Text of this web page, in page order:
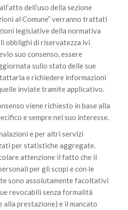
dell’uso della sezione
al Comune” verranno trattati
legislative della normativa
obblighi di riservatezza ivi
suo consenso, essere
sullo stato delle sue
e richiedere informazioni
inviate tramite applicativo.
viene richiesto in base alla
e sempre nel suo interesse.
e per altri servizi
per statistiche aggregate.
attenzione il fatto che il
per gli scopi e con le
sono assolutamente facoltativi
revocabili senza formalità
alla prestazione) e il mancato